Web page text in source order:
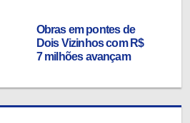
Obras em pontes de
Dois Vizinhos com R$
7 milhões avançam